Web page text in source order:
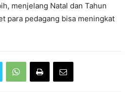
menjelang Natal dan Tahun
para pedagang bisa meningkat